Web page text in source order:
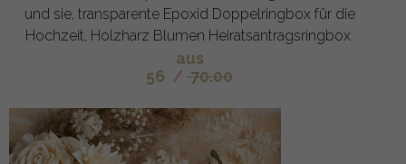
und sie, transparente Epoxid Doppelringbox für die
Hochzeit, Holzharz Blumen Heiratsantragsringbox.
aus
56 / 70.00